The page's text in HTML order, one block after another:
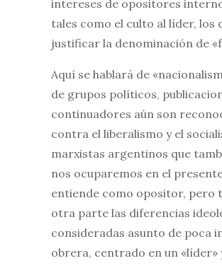
intereses de opositores
tales como el culto al líder,
justificar la denominación de
Aquí se hablará de
de grupos políticos,
continuadores aún son
contra el liberalismo y el
marxistas argentinos que
nos ocuparemos en el
entiende como opositor, pero
otra parte las diferencias
consideradas asunto de poca
obrera, centrado en un «líder»